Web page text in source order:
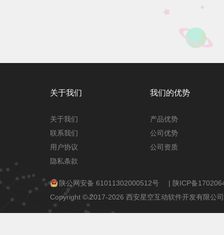
关于我们
关于我们
联系我们
用户协议
隐私条款
我们的优势
产品优势
公司优势
公司资质
陕公网安备 61011302000512号 | 陕ICP备
Copyright © 2017-2026 西安星空互动软件开发有限公